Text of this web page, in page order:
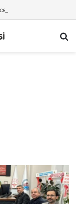
Esnaf Turu